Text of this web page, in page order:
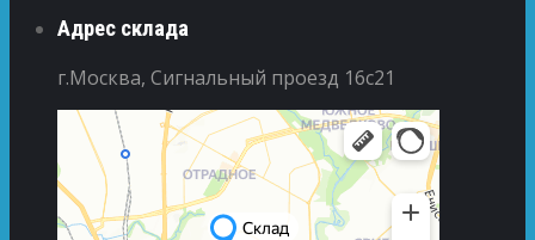
Адрес склада
г.Москва, Сигнальный проезд 16с21